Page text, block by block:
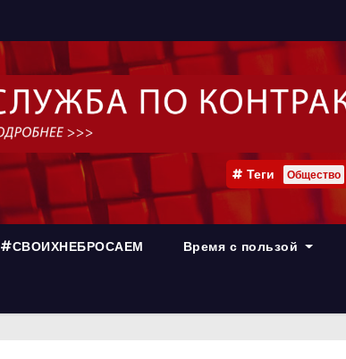
Теги Общество
#СВОИХНЕБРОСАЕМ Время с пользой